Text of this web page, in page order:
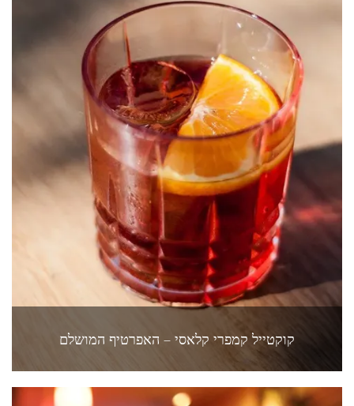
קוקטייל קמפרי קלאסי – האפרטיף המושלם